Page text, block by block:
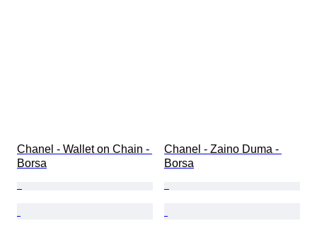
Chanel - Wallet on Chain -
Borsa
Chanel - Zaino Duma -
Borsa